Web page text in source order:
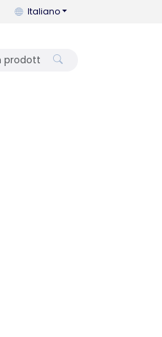
Puoi cambiare la lingua con
Italiano